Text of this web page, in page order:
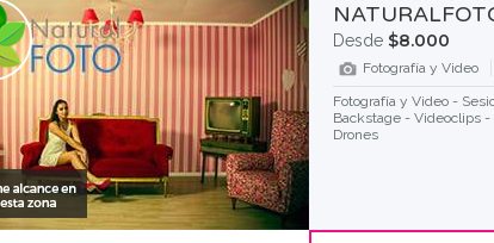
Desde $8.000
Fotografía y Video
Fotografía y Video -
Backstage - Videoclips
Drones